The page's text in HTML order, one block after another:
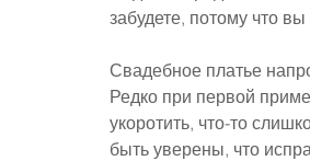
забудете, потому что
Свадебное платье
Редко при первой
укоротить, что-то
быть уверены, что